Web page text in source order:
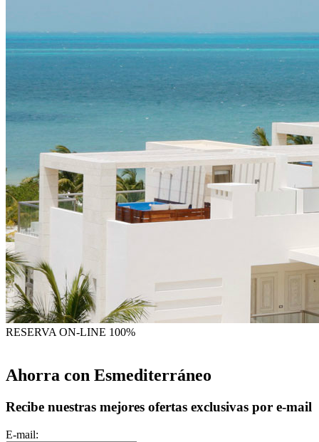
RESERVA ON-LINE 100%
Ahorra con Esmediterráneo
Recibe nuestras mejores ofertas exclusivas por e-mail
E-mail: